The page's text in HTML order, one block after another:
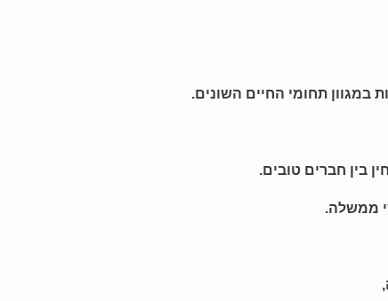
במגוון תחומי החיים השונים.
בין חברים טובים.
ממשלה.